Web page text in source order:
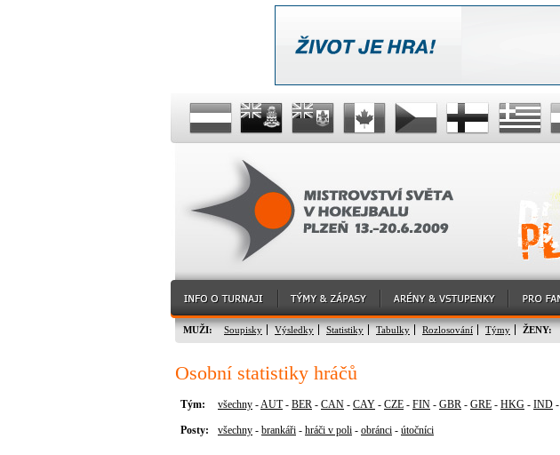
MUŽI: Soupisky Výsledky Statistiky Tabulky Rozlosování Týmy ŽENY:
Osobní statistiky hráčů
Tým: všechny -AUT- BER - CAN - CAY - CZE - FIN - GBR - GRE - HKG - IND -
Posty: všechny - brankáři - hráči v poli - obránci - útočníci